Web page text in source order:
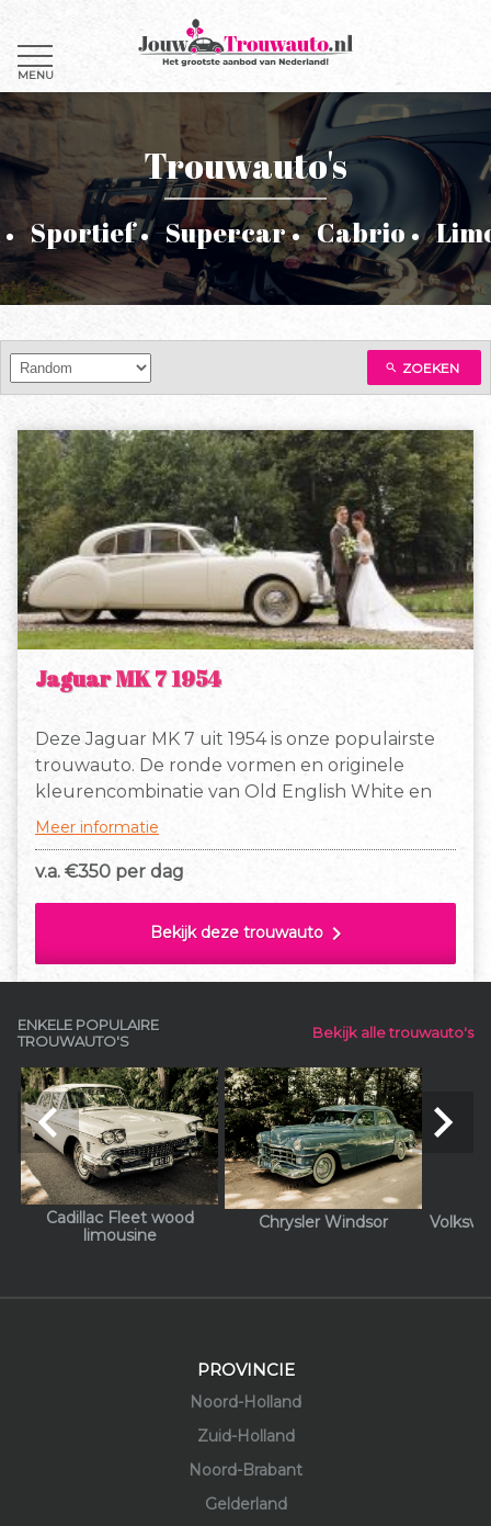
MENU
Trouwauto's
Sportief Supercar Cabrio
search ZOEKEN
Jaguar MK 7 1954
Deze Jaguar MK 7 uit 1954 is onze populairste
trouwauto. De ronde vormen en originele
kleurencombinatie van Old English White en
wijnrood, hebben een luxe uitstraling. Door de
comfortabel zitten en in- en uitstappen, ook
met een hoepel of lange sleep.
Meer informatie
v.a. €350 per dag
Bekijk deze trouwauto chevron_right
ENKELE POPULAIRE
TROUWAUTO'S
Bekijk alle trouwauto's
Cadillac Fleet wood
limousine
Chrysler Windsor
navigate_before navigate_next
PROVINCIE
Noord-Holland
Zuid-Holland
Noord-Brabant
Gelderland